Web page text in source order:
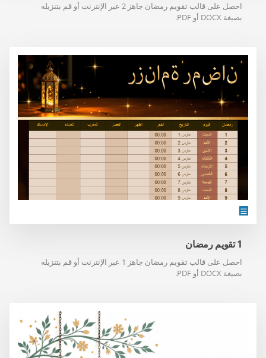
احصل على قالب تقويم رمضان جاهز 2 عبر الإنترنت أو قم بتنزيله
بصيغة DOCX أو PDF.
1 تقويم رمضان
احصل على قالب تقويم رمضان جاهز 1 عبر الإنترنت أو قم بتنزيله
بصيغة DOCX أو PDF.